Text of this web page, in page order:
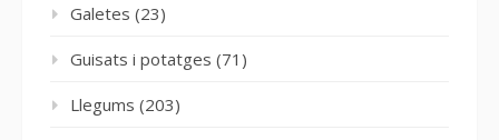
Galetes (23)
Guisats i potatges (71)
Llegums (203)